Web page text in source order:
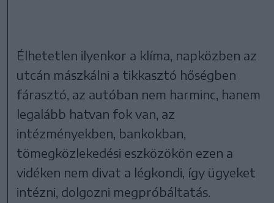
Élhetetlen ilyenkor a klíma, napközben az
utcán mászkálni a tikkasztó hőségben
fárasztó, az autóban nem harminc, hanem
legalább hatvan fok van, az
intézményekben, bankokban,
tömegközlekedési eszközökön ezen a
vidéken nem divat a légkondi, így ügyeket
intézni, dolgozni megpróbáltatás.